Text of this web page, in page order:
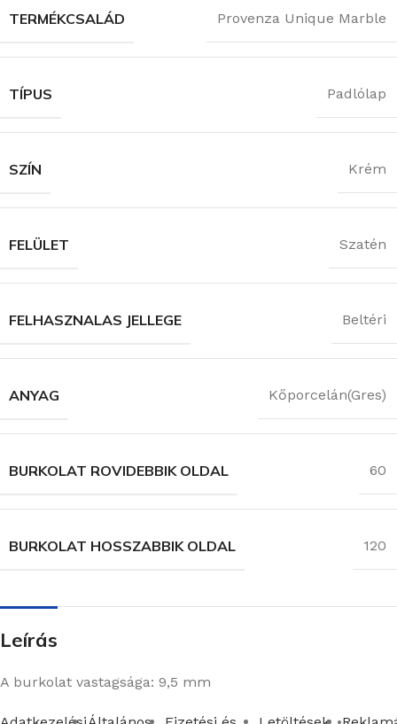
TERMÉKCSALÁD Provenza Unique Marble
TÍPUS Padlólap
SZÍN Krém
FELÜLET Szatén
FELHASZNALAS JELLEGE Beltéri
ANYAG Kőporcelán(Gres)
BURKOLAT ROVIDEBBIK OLDAL 60
BURKOLAT HOSSZABBIK OLDAL 120
Leírás
A burkolat vastagsága: 9,5 mm